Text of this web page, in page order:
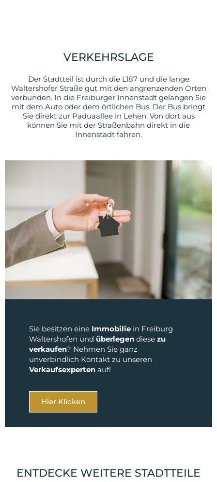
VERKEHRSLAGE
Der Stadtteil ist durch die L187 und die lange
Waltershofer Straße gut mit den angrenzenden Orten
verbunden. In die Freiburger Innenstadt gelangen Sie
mit dem Auto oder dem örtlichen Bus. Der Bus bringt
Sie direkt zur Paduaallee in Lehen. Von dort aus
können Sie mit der Straßenbahn direkt in die
Innenstadt fahren.
Sie besitzen eine Immobilie in Freiburg
Waltershofen und überlegen diese zu
verkaufen? Nehmen Sie ganz
unverbindlich Kontakt zu unseren
Verkaufsexperten auf!
Hier Klicken
ENTDECKE WEITERE STADTTEILE